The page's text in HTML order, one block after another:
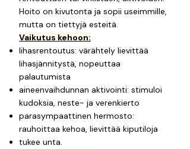
Hoito on kivutonta ja sopii useimmille,
mutta on tiettyjä esteitä.
Vaikutus kehoon:
lihasrentoutus: värähtely lievittää
lihasjännitystä, nopeuttaa
palautumista
aineenvaihdunnan aktivointi: stimuloi
kudoksia, neste- ja verenkierto
parasympaattinen hermosto:
rauhoittaa kehoa, lievittää kiputiloja
tukee unta.